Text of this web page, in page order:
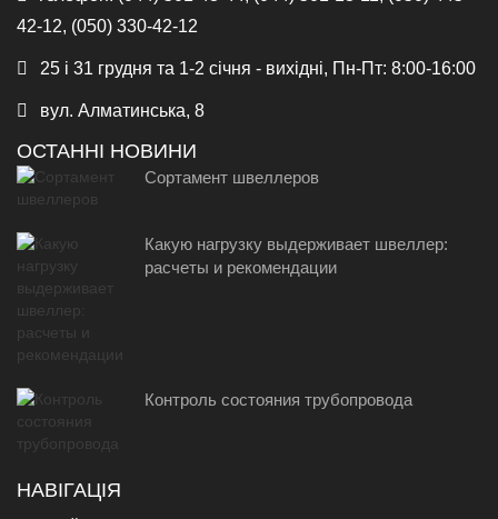
42-12, (050) 330-42-12
25 і 31 грудня та 1-2 січня - вихідні, Пн-Пт: 8:00-16:00
вул. Алматинська, 8
ОСТАННІ НОВИНИ
Сортамент швеллеров
Какую нагрузку выдерживает швеллер:
расчеты и рекомендации
Контроль состояния трубопровода
НАВІГАЦІЯ